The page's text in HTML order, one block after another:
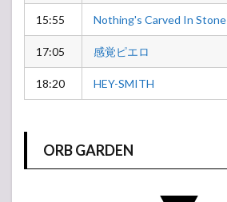
15:55 Nothing's Carved In Stone
17:05 感覚ピエロ
18:20 HEY-SMITH
ORB GARDEN